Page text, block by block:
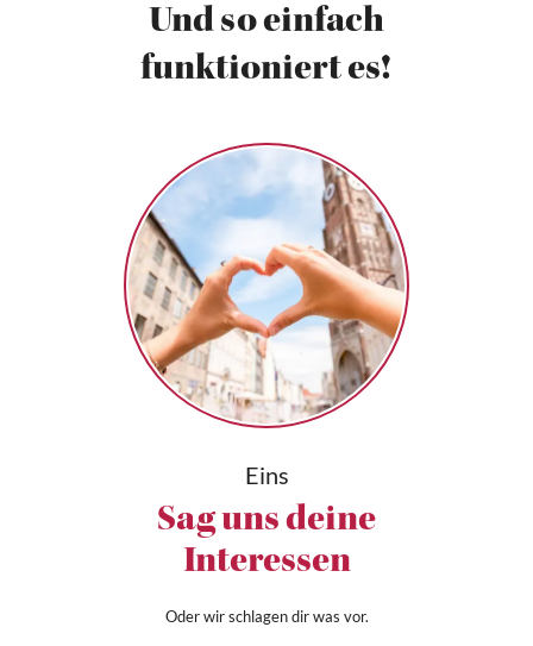
Und so einfach
funktioniert es!
Eins
Sag uns deine
Interessen
Oder wir schlagen dir was vor.